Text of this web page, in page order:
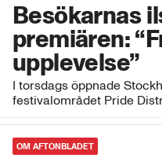
Besökarnas
premiären:
upplevelse”
I torsdags öppnade
festivalområdet Pride
OM AFTONBLADET